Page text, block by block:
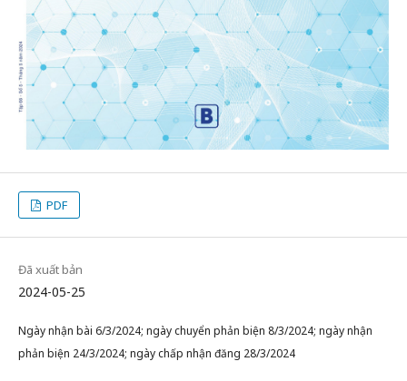
PDF
Đã xuất bản
2024-05-25
Ngày nhận bài 6/3/2024; ngày chuyển phản biện 8/3/2024; ngày nhận
phản biện 24/3/2024; ngày chấp nhận đăng 28/3/2024